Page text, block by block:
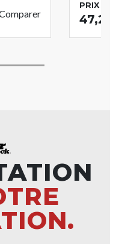
PRIX DE
47,28